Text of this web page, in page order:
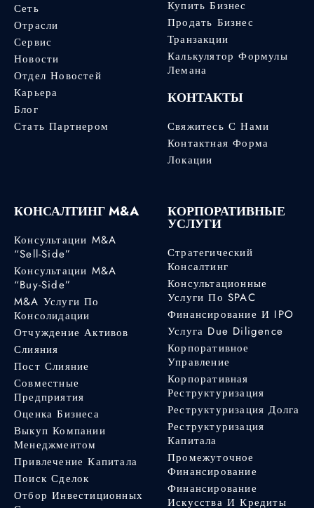
Сеть
Отрасли
Сервис
Новости
Отдел Новостей
Карьера
Блог
Стать Партнером
Купить Бизнес
Продать Бизнес
Транзакции
Калькулятор Формулы
Лемана
КОНТАКТЫ
Свяжитесь С Нами
Контактная Форма
Локации
КОНСАЛТИНГ M&A
Консультации M&A
“Sell-Side”
Консультации M&A
“Buy-Side”
M&A Услуги По
Консолидации
Отчуждение Активов
Слияния
Пост Слияние
Совместные
Предприятия
Оценка Бизнеса
Выкуп Компании
Менеджментом
Привлечение Капитала
Поиск Сделок
Отбор Инвестиционных
КОРПОРАТИВНЫЕ
УСЛУГИ
Стратегический
Консалтинг
Консультационные
Услуги По SPAC
Финансирование И IPO
Услуга Due Diligence
Корпоративное
Управление
Корпоративная
Реструктуризация
Реструктуризация Долга
Реструктуризация
Капитала
Промежуточное
Финансирование
Финансирование
Искусства И Кредиты